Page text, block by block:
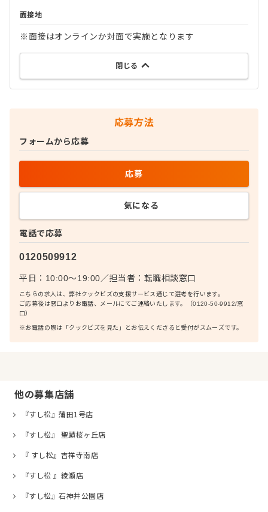
面接地
※面接はオンラインか対面で実施となります
閉じる
応募方法
電話で応募
0120509912
平日：10:00〜19:00／担当者： 転職相談窓口
こちらの求人は、弊社クックビズの支援サービス通じて選考を行います。
ご応募後は窓口よりお電話、メールにてご連絡いたします。（0120-50-9912/窓
口）
※お電話の際は「クックビズを見た」とお伝えくださると受付がスムーズです。
フォームから応募
応募
気になる
他の募集店舗
『すし松』蒲田1号店
『すし松』 聖蹟桜ヶ丘店
『 すし松』吉祥寺南店
『すし松 』綾瀬店
『すし松』石神井公園店